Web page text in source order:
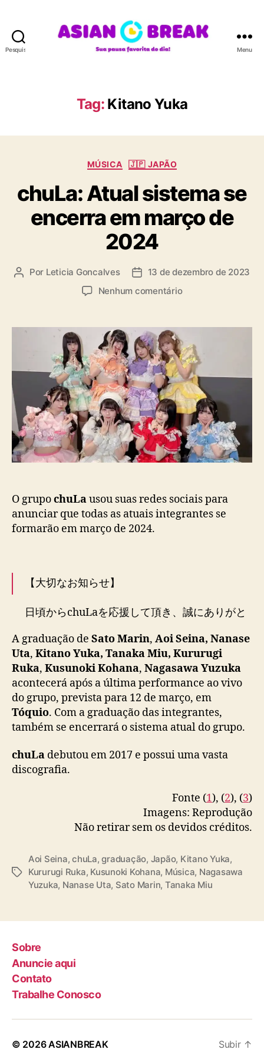
Pesquisar
A
N
R
A
Menu
Tag: Kitano Yuka
C
t
e
g
o
r
a
s
MÚSICA 🇯🇵 JAPÃO
chuLa: Atual sistema se
encerra em março de
2024
A
r
Por Leticia Goncalves
D
d
e
p
u
b
l
i
c
a
ç
ã
13 de dezembro de 2023
Nenhum comentárioe
h
u
L
a
:
A
t
a
l
s
t
e
e
r
a
e
m
a
r
ç
d
0
2
4
O grupochuLausou suas redes sociais para
anunciar que todas as atuais integrantes se
formarão em março de 2024.
【大切なお知らせ】
日頃からchuLaを応援して頂き、誠にありがと
大切なお知らせとなりますので、皆様ご一読下
さい。#ちゅらpic.twitter.com/WeLcWuV4X7
— chuLa公式 (@chuLa_official)December 13,
2023
A graduação de Sato Marin, Aoi Seina, Nanase
Uta, Kitano Yuka, Tanaka Miu, Kururugi
Ruka, Kusunoki Kohana, Nagasawa Yuzuka
acontecerá após a última performance ao vivo
do grupo, prevista para 12 de março, em
Tóquio. Com a graduação das integrantes,
também se encerrará o sistema atual do grupo.
chuLa debutou em 2017 e possui uma vasta
discografia.
Fonte (1), (2), (3)
Imagens: Reprodução
Não retirar sem os devidos créditos.
T
Aoi Seina,chuLa,graduação, Japão, Kitano Yuka,
Kururugi Ruka, Kusunoki Kohana, Música, Nagasawa
Yuzuka, Nanase Uta, Sato Marin, Tanaka Miu
Sobre
Anuncie aqui
Contato
Trabalhe Conosco
© 2026ASIANBREAK Subir ↑